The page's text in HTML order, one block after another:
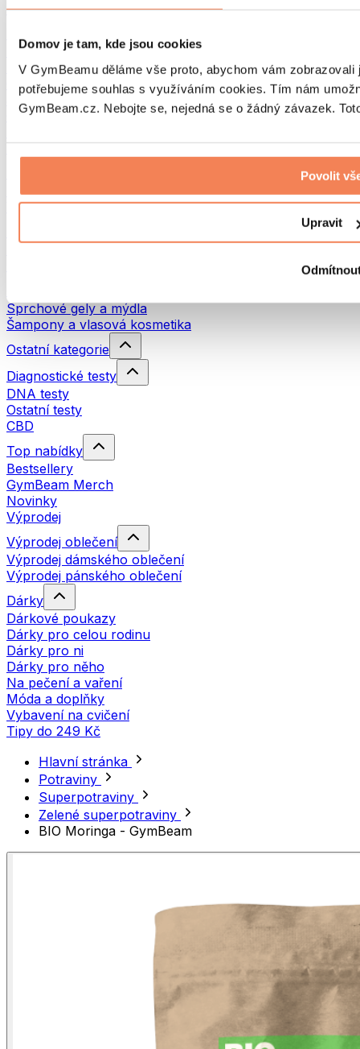
Domov je tam, kde jsou cookies
V GymBeamu děláme vše proto, abychom vám
potřebujeme souhlas s využíváním cookies. Tím nám
GymBeam.cz. Nebojte se, nejedná se o žádný závazek.
Povolit
Upravit
Batohy
Běh
Bojové sporty
Cyklistika
Jóga a pilates
Otužování
Turistika
Red Light Therapy
Vodní filtry a konvice
Sprchové gely a mýdla
Šampony a vlasová kosmetika
Ostatní kategorie
Diagnostické testy
DNA testy
Ostatní testy
CBD
Top nabídky
Bestsellery
GymBeam Merch
Novinky
Výprodej
Výprodej oblečení
Výprodej dámského oblečení
Výprodej pánského oblečení
Dárky
Dárkové poukazy
Dárky pro celou rodinu
Dárky pro ni
Dárky pro něho
Na pečení a vaření
Móda a doplňky
Vybavení na cvičení
Tipy do 249 Kč
Hlavní stránka
Potraviny
Superpotraviny
Zelené superpotraviny
BIO Moringa - GymBeam